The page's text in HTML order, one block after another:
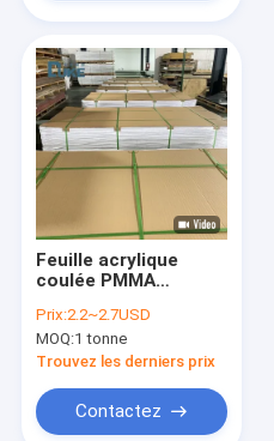
Feuille acrylique
coulée PMMA
sanitaire pour
baignoire, service de
découpe
Prix:2.2~2.7USD
MOQ:1 tonne
Trouvez les derniers prix
Contactez